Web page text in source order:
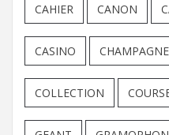
CAHIER CANON
CASINO CHAMPAGNE
COLLECTION